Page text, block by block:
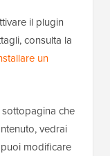
il plugin
consulta la
un
che
vedrai
modificare